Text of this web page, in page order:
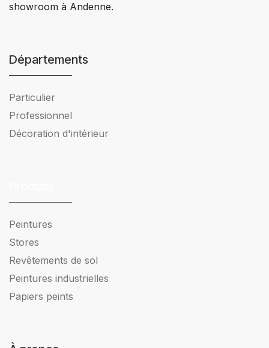
showroom à Andenne.
Départements
Particulier
Professionnel
Décoration d'intérieur
Peintures
Stores
Revêtements de sol
Peintures industrielles
Papiers peints